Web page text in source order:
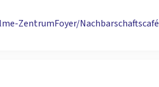
ZentrumFoyer/Nachbarschaftscafé